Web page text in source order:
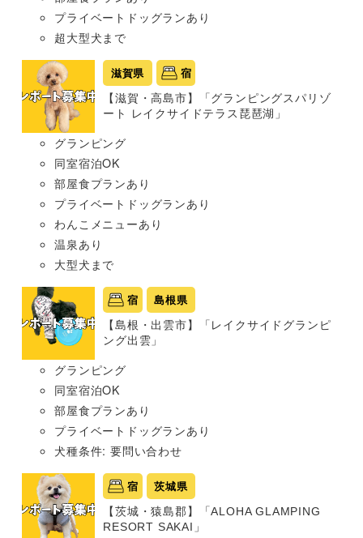
プライベートドッグランあり
超大型犬まで
滋賀県 宿
【滋賀・高島市】「グランピングスパリゾ
ート レイクサイドテラス琵琶湖」
グランピング
同室宿泊OK
部屋食プランあり
プライベートドッグランあり
わんこメニューあり
温泉あり
大型犬まで
宿 島根県
【島根・出雲市】「レイクサイドグランピ
ング出雲」
グランピング
同室宿泊OK
部屋食プランあり
プライベートドッグランあり
犬種条件: 要問い合わせ
宿 茨城県
【茨城・猿島郡】「ALOHA GLAMPING
RESORT SAKAI」